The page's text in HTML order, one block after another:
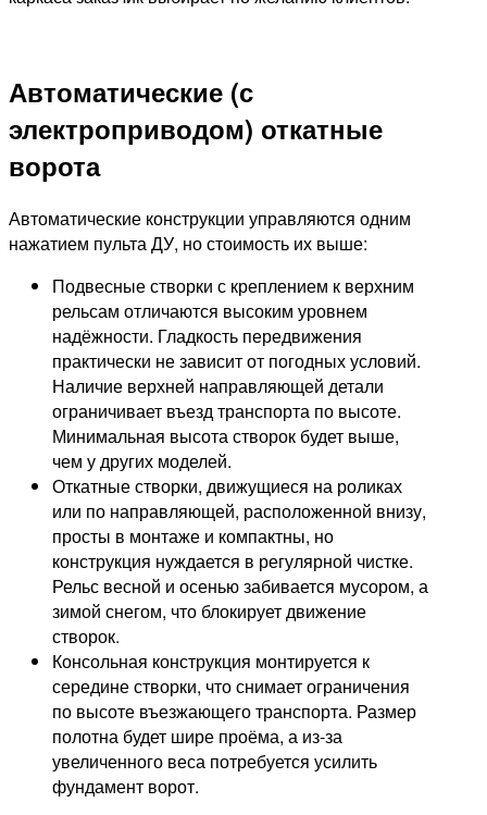
Автоматические (с
электроприводом) откатные
ворота
Автоматические конструкции управляются одним
нажатием пульта ДУ, но стоимость их выше:
Подвесные створки с креплением к верхним
рельсам отличаются высоким уровнем
надёжности. Гладкость передвижения
практически не зависит от погодных условий.
Наличие верхней направляющей детали
ограничивает въезд транспорта по высоте.
Минимальная высота створок будет выше,
чем у других моделей.
Откатные створки, движущиеся на роликах
или по направляющей, расположенной внизу,
просты в монтаже и компактны, но
конструкция нуждается в регулярной чистке.
Рельс весной и осенью забивается мусором, а
зимой снегом, что блокирует движение
створок.
Консольная конструкция монтируется к
середине створки, что снимает ограничения
по высоте въезжающего транспорта. Размер
полотна будет шире проёма, а из-за
увеличенного веса потребуется усилить
фундамент ворот.